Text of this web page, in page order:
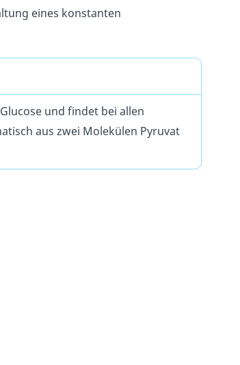
eines konstanten
und findet bei allen
aus zwei Molekülen Pyruvat